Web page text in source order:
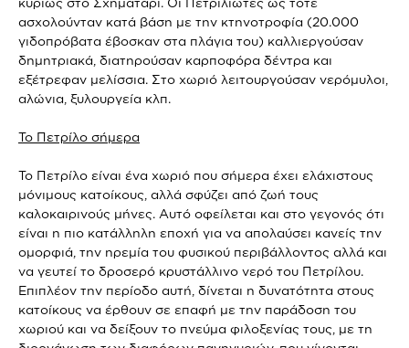
ασχολούνταν κατά βάση με την κτηνοτροφία (20.000
γιδοπρόβατα έβοσκαν στα πλάγια του) καλλιεργούσαν
δημητριακά, διατηρούσαν καρποφόρα δέντρα και
εξέτρεφαν μελίσσια. Στο χωριό λειτουργούσαν νερόμυλοι,
αλώνια, ξυλουργεία κλπ.
Το Πετρίλο σήμερα
Το Πετρίλο είναι ένα χωριό που σήμερα έχει ελάχιστους
μόνιμους κατοίκους, αλλά σφύζει από ζωή τους
καλοκαιρινούς μήνες. Αυτό οφείλεται και στο γεγονός ότι
είναι η πιο κατάλληλη εποχή για να απολαύσει κανείς την
ομορφιά, την ηρεμία του φυσικού περιβάλλοντος αλλά και
να γευτεί το δροσερό κρυστάλλινο νερό του Πετρίλου.
Επιπλέον την περίοδο αυτή, δίνεται η δυνατότητα στους
κατοίκους να έρθουν σε επαφή με την παράδοση του
χωριού και να δείξουν το πνεύμα φιλοξενίας τους, με τη